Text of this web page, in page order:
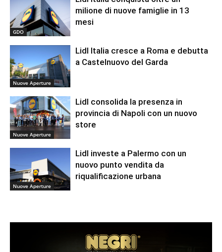
GDO
milione di nuove famiglie in 13
mesi
Nuove Aperture
Lidl Italia cresce a Roma e debutta
a Castelnuovo del Garda
Nuove Aperture
Lidl consolida la presenza in
provincia di Napoli con un nuovo
store
Nuove Aperture
Lidl investe a Palermo con un
nuovo punto vendita da
riqualificazione urbana